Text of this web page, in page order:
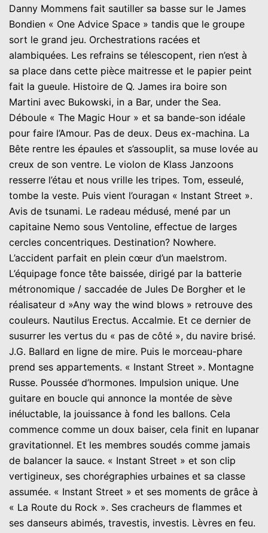
Danny Mommens fait sautiller sa basse sur le James
Bondien « One Advice Space » tandis que le groupe
sort le grand jeu. Orchestrations racées et
alambiquées. Les refrains se télescopent, rien n’est à
sa place dans cette pièce maitresse et le papier peint
fait la gueule. Histoire de Q. James ira boire son
Martini avec Bukowski, in a Bar, under the Sea.
Déboule « The Magic Hour » et sa bande-son idéale
pour faire l’Amour. Pas de deux. Deus ex-machina. La
Bête rentre les épaules et s’assouplit, sa muse lovée au
creux de son ventre. Le violon de Klass Janzoons
resserre l’étau et nous vrille les tripes. Tom, esseulé,
tombe la veste. Puis vient l’ouragan « Instant Street ».
Avis de tsunami. Le radeau médusé, mené par un
capitaine Nemo sous Ventoline, effectue de larges
cercles concentriques. Destination? Nowhere.
L’accident parfait en plein cœur d’un maelstrom.
L’équipage fonce tête baissée, dirigé par la batterie
métronomique / saccadée de Jules De Borgher et le
réalisateur d »Any way the wind blows » retrouve des
couleurs. Nautilus Erectus. Accalmie. Et ce dernier de
susurrer les vertus du « pas de côté », du navire brisé.
J.G. Ballard en ligne de mire. Puis le morceau-phare
prend ses appartements. « Instant Street ». Montagne
Russe. Poussée d’hormones. Impulsion unique. Une
guitare en boucle qui annonce la montée de sève
inéluctable, la jouissance à fond les ballons. Cela
commence comme un doux baiser, cela finit en lupanar
gravitationnel. Et les membres soudés comme jamais
de balancer la sauce. « Instant Street » et son clip
vertigineux, ses chorégraphies urbaines et sa classe
assumée. « Instant Street » et ses moments de grâce à
« La Route du Rock ». Ses cracheurs de flammes et
ses danseurs abimés, travestis, investis. Lèvres en feu.